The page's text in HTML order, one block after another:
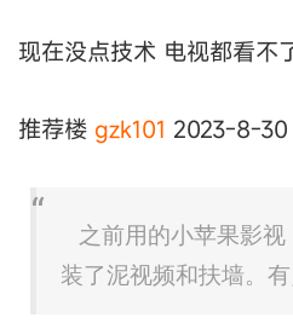
现在没点技术 电视都看不
推荐楼 gzk101 2023-8-30
之前用的小苹果影
装了泥视频和扶墙。